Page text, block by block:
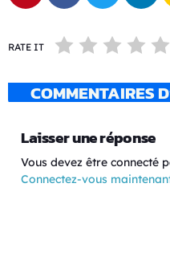
RATE IT
COMMENTAIRES
Laisser une réponse
Vous devez être connecté
Connectez-vous